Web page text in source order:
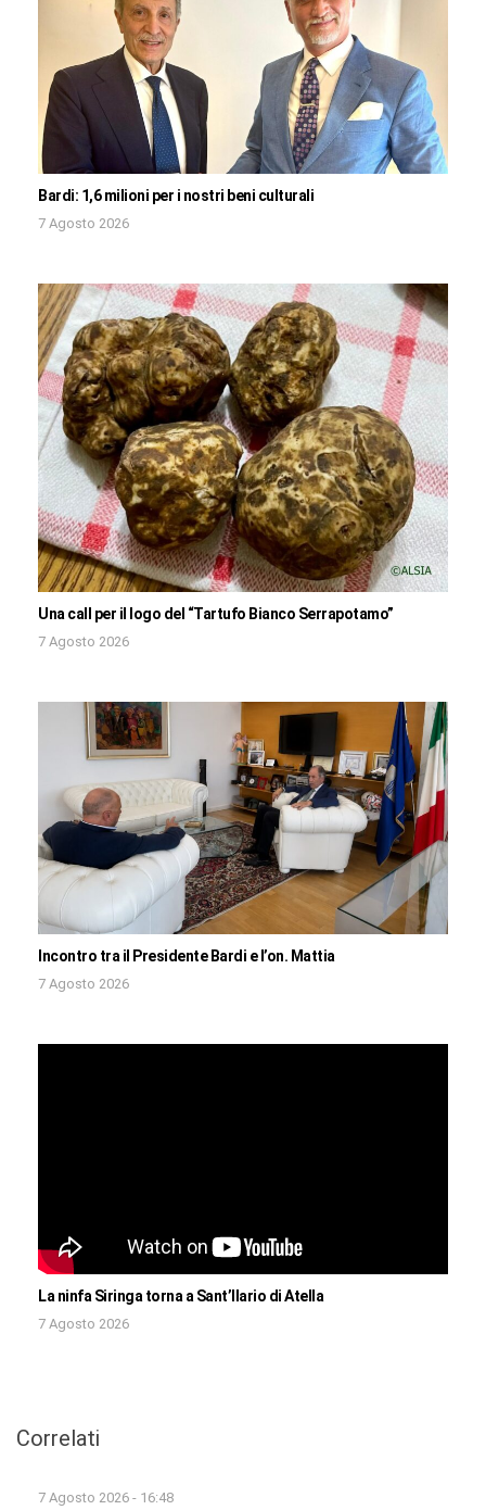
Bardi: 1,6 milioni per i nostri beni culturali
7 Agosto 2026
Una call per il logo del “Tartufo Bianco Serrapotamo”
7 Agosto 2026
Incontro tra il Presidente Bardi e l’on. Mattia
7 Agosto 2026
La ninfa Siringa torna a Sant’Ilario di Atella
7 Agosto 2026
Correlati
7 Agosto 2026 - 16:48